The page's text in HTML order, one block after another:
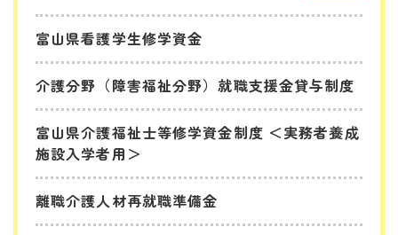
富山県看護学生修学資金
介護分野（障害福祉分野）就職支援金貸与制度
富山県介護福祉士等修学資金制度 ＜実務者養成
施設入学者用＞
離職介護人材再就職準備金